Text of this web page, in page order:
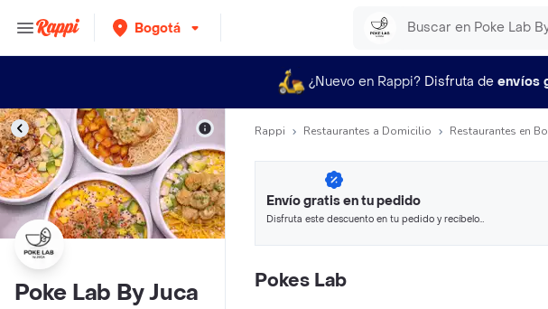
Bogotá
¿Nuevo en Rappi? Disfruta de envíos
Poke Lab By Juca
Rappi Restaurantes a Domicilio Restaurantes en
Envío gratis en tu pedido
Disfruta este descuento en tu pedido y recíbelo
Pokes Lab